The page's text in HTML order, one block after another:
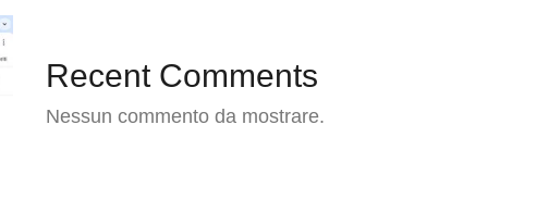
Recent Comments
Nessun commento da mostrare.